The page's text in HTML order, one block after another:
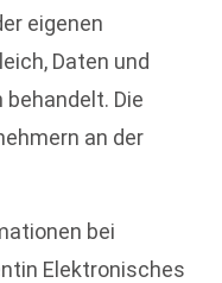
eigenen
Daten und
Die
an der
bei
Elektronisches